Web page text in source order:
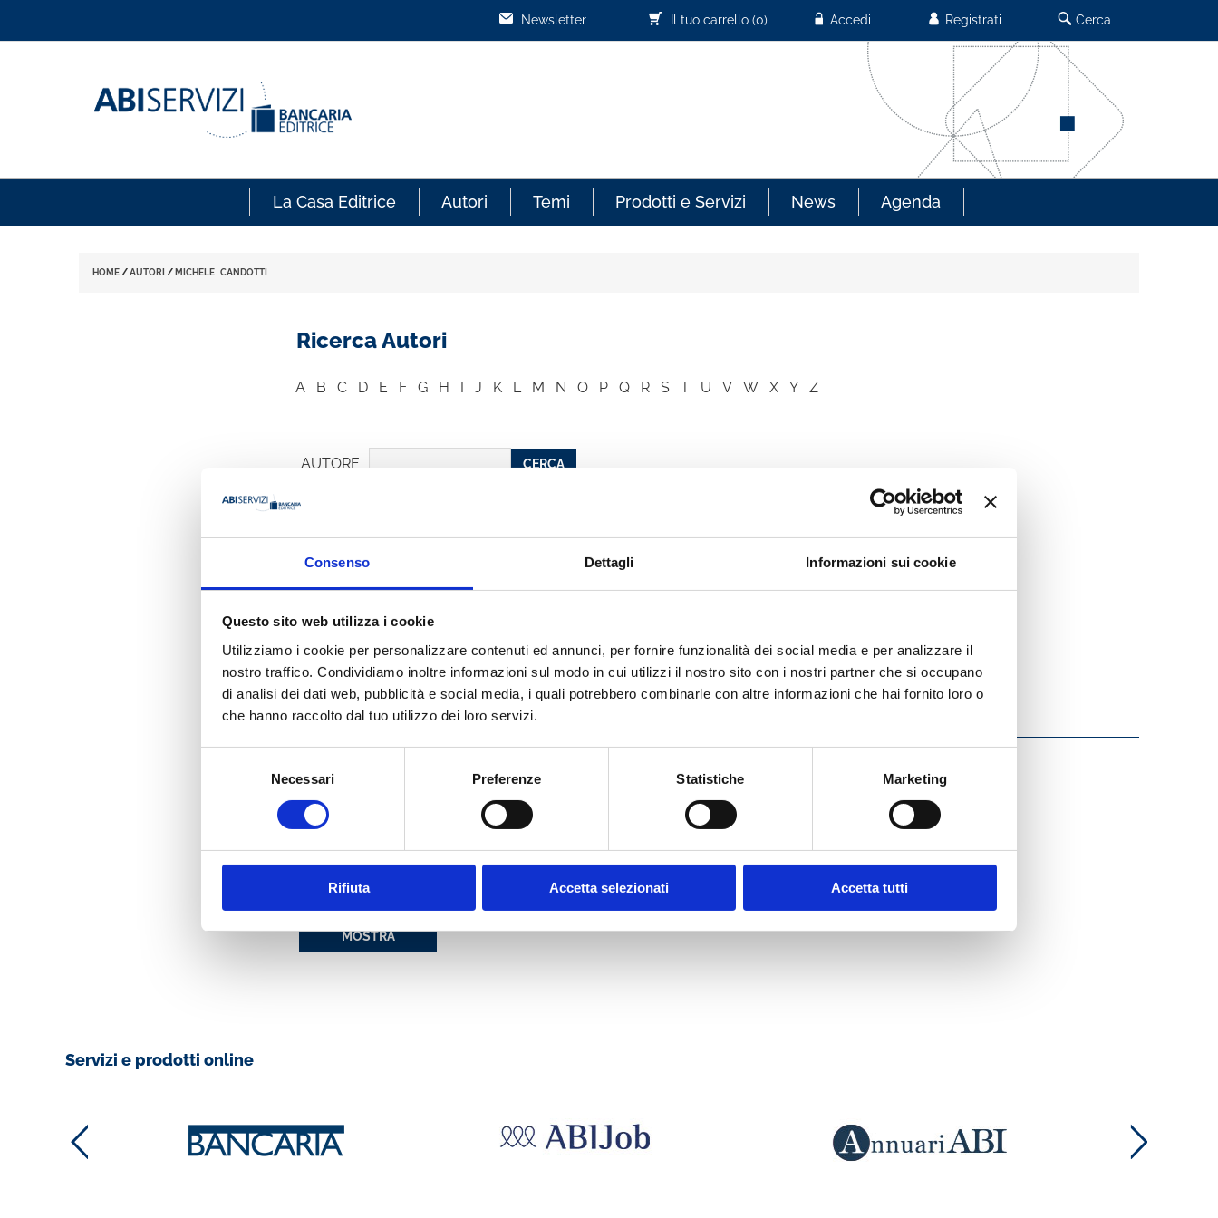
Consenso Dettagli Informazioni sui cookie
Questo sito web utilizza i cookie
Utilizziamo i cookie per personalizzare contenuti ed annunci, per fornire funzionalità dei social media e per analizzare il
nostro traffico. Condividiamo inoltre informazioni sul modo in cui utilizzi il nostro sito con i nostri partner che si occupano
di analisi dei dati web, pubblicità e social media, i quali potrebbero combinarle con altre informazioni che hai fornito loro o
che hanno raccolto dal tuo utilizzo dei loro servizi.
Necessari Preferenze Statistiche Marketing
Rifiuta Accetta selezionati Accetta tutti
Cerca
Registrati
Accedi
Il tuo carrello (0)
Newsletter
La Casa Editrice Autori Temi Prodotti e Servizi News Agenda
HOME /AUTORI / MICHELE CANDOTTI
Ricerca Autori
A B C D E F G H I J K L M N O P Q R S T U V W X Y Z
AUTORE CERCA
Michele Candotti
Organizzazione
Ha pubblicato con noi
FORUM CSR. ATTI DEL
24 E 25 OTTOBRE
MOSTRA
Servizi e prodotti online